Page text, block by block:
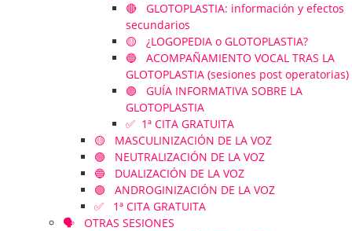
🔴 GLOTOPLASTIA: información y efectos
secundarios
🟡 ¿LOGOPEDIA o GLOTOPLASTIA?
🔵 ACOMPAÑAMIENTO VOCAL TRAS LA
GLOTOPLASTIA (sesiones post operatorias)
🟣 GUÍA INFORMATIVA SOBRE LA
GLOTOPLASTIA
✅ 1ª CITA GRATUITA
🟡 MASCULINIZACIÓN DE LA VOZ
🟢 NEUTRALIZACIÓN DE LA VOZ
🔵 DUALIZACIÓN DE LA VOZ
🟣 ANDROGINIZACIÓN DE LA VOZ
✅ 1ª CITA GRATUITA
🗣️ OTRAS SESIONES